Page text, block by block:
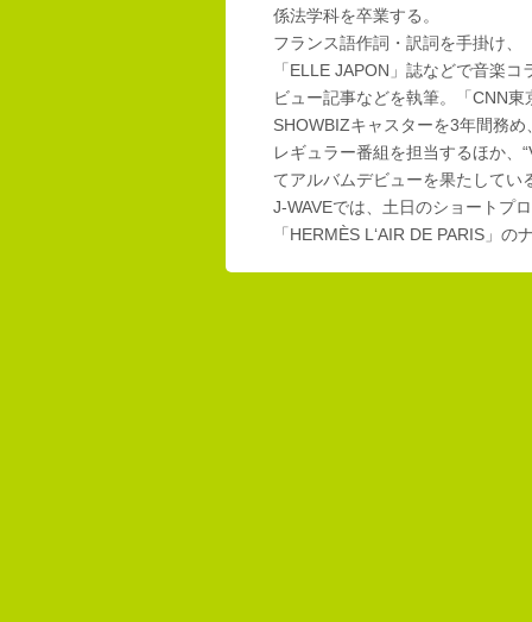
係法学科を卒業する。
フランス語作詞・訳詞を手掛け、
「ELLE JAPON」誌などで音楽コ
ビュー記事などを執筆。「CNN東
SHOWBIZキャスターを3年間務め
レギュラー番組を担当するほか、
てアルバムデビューを果たしてい
J-WAVEでは、土日のショートプ
「HERMÈS L‘AIR DE PARIS」